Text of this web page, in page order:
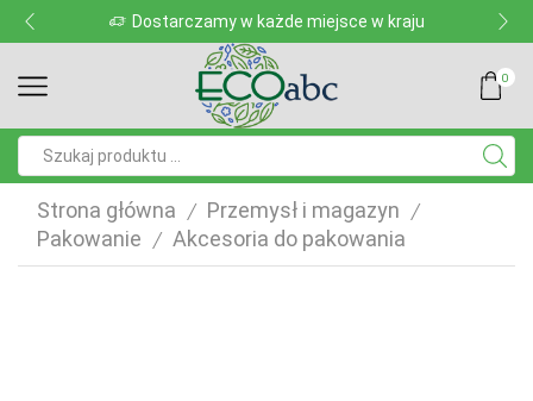
Dostarczamy w każde miejsce w kraju
0
Strona główna / Przemysł i magazyn /
Pakowanie / Akcesoria do pakowania